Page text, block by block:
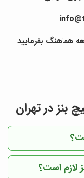
بنز در تهران
لازم است؟